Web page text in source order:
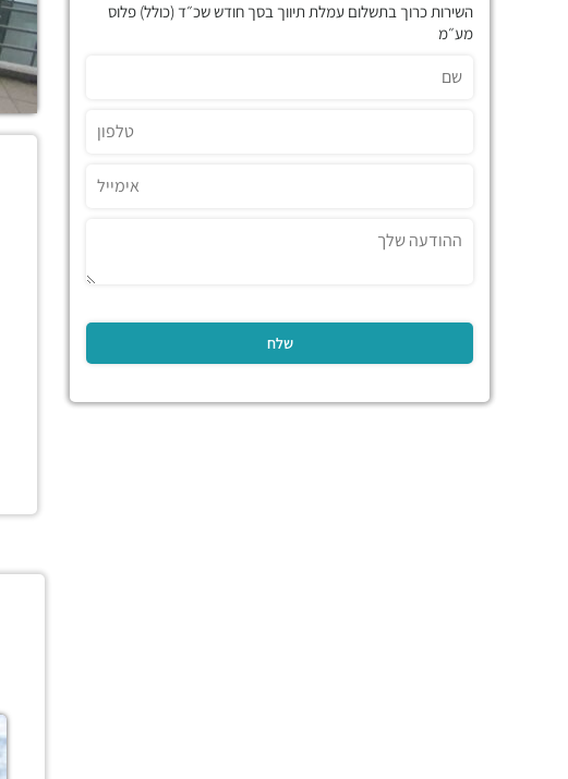
השירות כרוך בתשלום עמלת תיווך בסך חודש שכ״ד (כולל) פלוס
מע״מ